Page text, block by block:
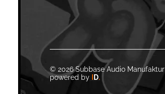
©2026Subbase Audio Manufaktur
powered by
D.